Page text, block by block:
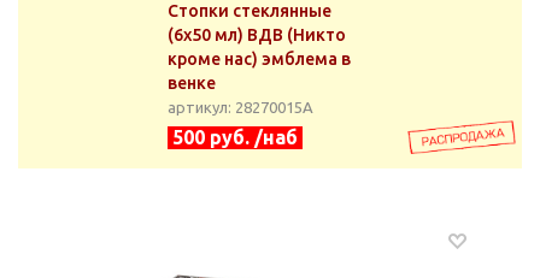
Стопки стеклянные
(6х50 мл) ВДВ (Никто
кроме нас) эмблема в
венке
артикул: 28270015А
500 руб. /наб